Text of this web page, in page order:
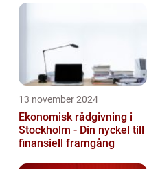
13 november 2024
Ekonomisk rådgivning i
Stockholm - Din nyckel till
finansiell framgång